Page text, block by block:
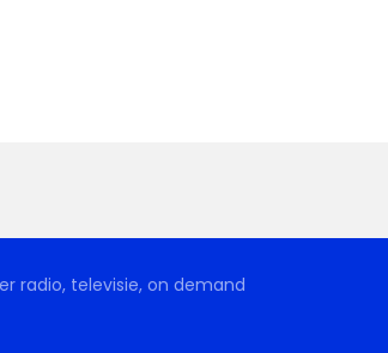
radio, televisie, on demand